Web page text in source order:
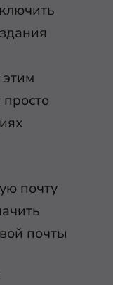
почту
почты